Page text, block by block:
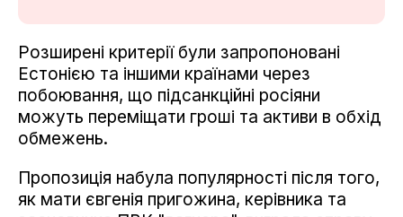
Розширені критерії були запропоновані
Естонією та іншими країнами через
побоювання, що підсанкційні росіяни
можуть переміщати гроші та активи в обхід
обмежень.
Пропозиція набула популярності після того,
як мати євгенія пригожина, керівника та